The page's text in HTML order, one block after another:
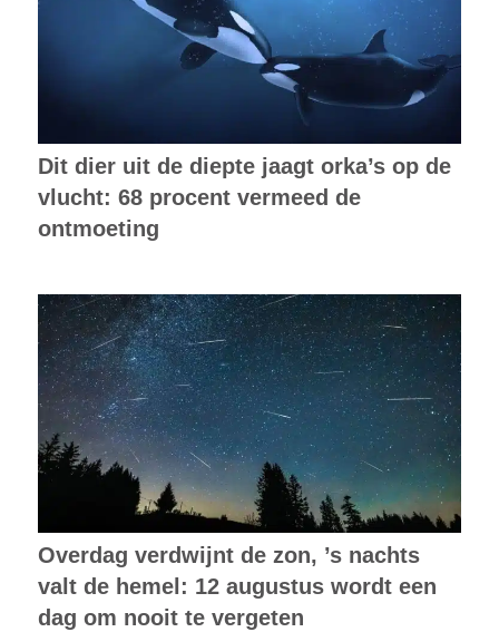
Dit dier uit de diepte jaagt orka’s op de
vlucht: 68 procent vermeed de
ontmoeting
Overdag verdwijnt de zon, ’s nachts
valt de hemel: 12 augustus wordt een
dag om nooit te vergeten